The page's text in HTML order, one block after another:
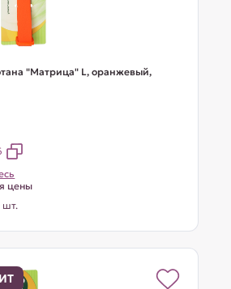
"Матрица" L, оранжевый,
цены
шт.